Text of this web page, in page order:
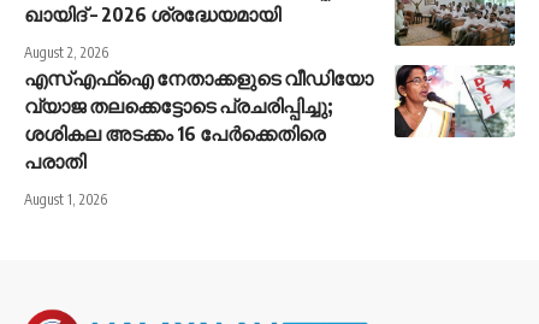
ഖായിദ് – 2026 ശ്രദ്ധേയമായി
August 2, 2026
എസ്എഫ്‌ഐ നേതാക്കളുടെ വീഡിയോ
വ്യാജ തലക്കെട്ടോടെ പ്രചരിപ്പിച്ചു;
ശശികല അടക്കം 16 പേര്‍ക്കെതിരെ
പരാതി
August 1, 2026